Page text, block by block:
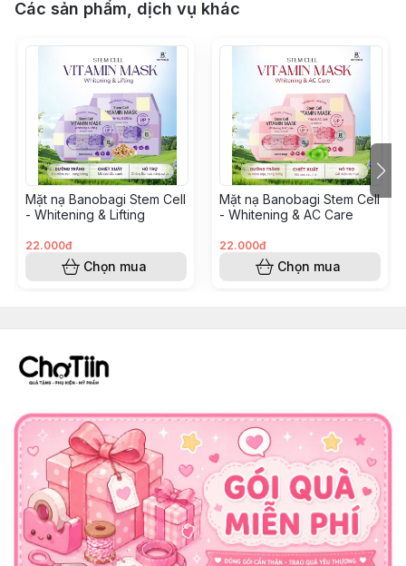
dưỡng trắng da, hạn chế sản sinh melanin, làm đều
sáng mịn, căng mướt.
Đối tượng khuyên dùng :
- Dành cho mọi loại da.
- Dành cho làn da xỉn màu, không đều màu, có nhiều
thâm nám.
HDSD :
Các sản phẩm, dịch vụ khác
Mặt nạ Banobagi Stem Cell
- Whitening & Lifting
22.000đ
Chọn mua
Mặt nạ Banobagi Stem Cell
- Whitening & AC Care
22.000đ
Chọn mua